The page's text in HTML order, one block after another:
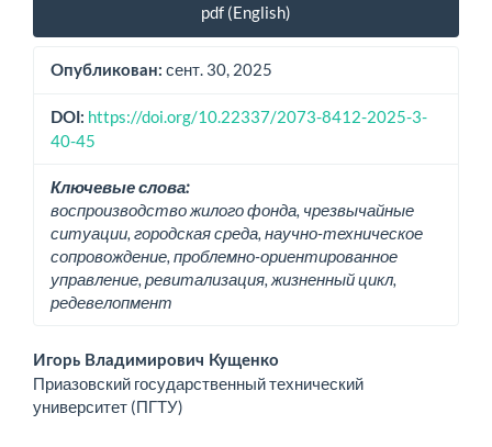
pdf (English)
Опубликован: сент. 30, 2025
DOI: https://doi.org/10.22337/2073-8412-2025-3-
40-45
Ключевые слова:
воспроизводство жилого фонда, чрезвычайные
ситуации, городская среда, научно-техническое
сопровождение, проблемно-ориентированное
управление, ревитализация, жизненный цикл,
редевелопмент
Основное
содержимое
Игорь Владимирович Кущенко
Приазовский государственный технический
университет (ПГТУ)